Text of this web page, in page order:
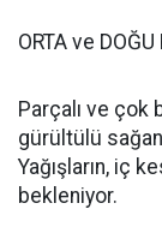
ORTA ve
Parçalı ve çok
gürültülü
Yağışların, iç
bekleniyor.